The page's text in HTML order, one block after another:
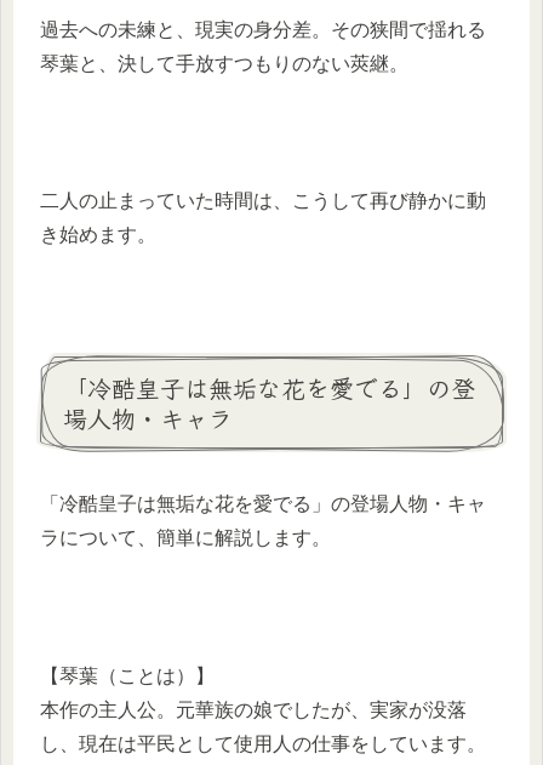
過去への未練と、現実の身分差。その狭間で揺れる
琴葉と、決して手放すつもりのない莢継。
二人の止まっていた時間は、こうして再び静かに動
き始めます。
「冷酷皇子は無垢な花を愛でる」の登
場人物・キャラ
「冷酷皇子は無垢な花を愛でる」の登場人物・キャ
ラについて、簡単に解説します。
【琴葉（ことは）】
本作の主人公。元華族の娘でしたが、実家が没落
し、現在は平民として使用人の仕事をしています。